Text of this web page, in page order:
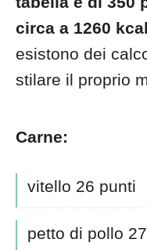
circa a 1260
esistono dei
stilare il proprio
Carne:
vitello 26 punti
petto di pollo